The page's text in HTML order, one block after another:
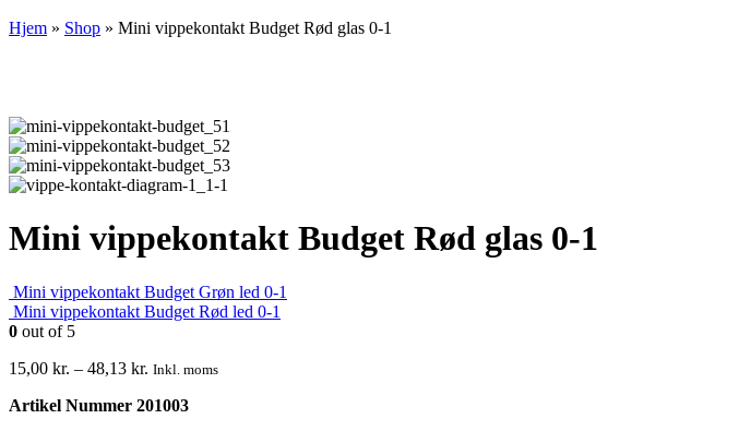
Hjem » Shop » Mini vippekontakt Budget Rød glas 0-1
Mini vippekontakt Budget Rød glas 0-1
Mini vippekontakt Budget Grøn led 0-1
Mini vippekontakt Budget Rød led 0-1
0 out of 5
15,00 kr. – 48,13 kr. Inkl. moms
Artikel Nummer 201003